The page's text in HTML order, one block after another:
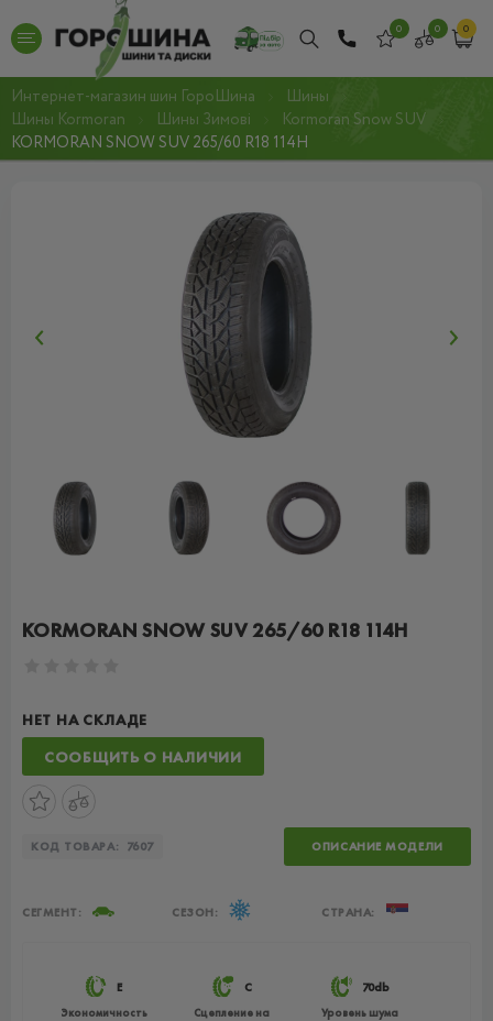
0 0 0
Интернет-магазин шин ГороШина
Шины
Шины Kormoran
Шины Зимові
Kormoran Snow SUV
KORMORAN SNOW SUV 265/60 R18 114H
KORMORAN SNOW SUV 265/60 R18 114H
НЕТ НА СКЛАДЕ
СООБЩИТЬ О НАЛИЧИИ
КОД ТОВАРА: 7607 ОПИСАНИЕ МОДЕЛИ
E
Экономичность
C
Сцепление на
70db
Уровень шума
СЕГМЕНТ: СЕЗОН: СТРАНА: